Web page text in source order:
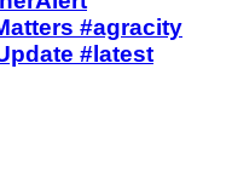
#agracity
#latest